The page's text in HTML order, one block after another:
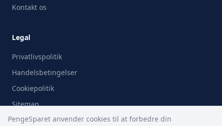
Kontakt os
Legal
Privatlivspolitik
Handelsbetingelser
Cookiepolitik
Sitemap
PengeSparet anvender cookies til at forbedre din